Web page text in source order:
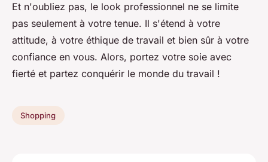
Et n'oubliez pas, le look professionnel ne se limite
pas seulement à votre tenue. Il s'étend à votre
attitude, à votre éthique de travail et bien sûr à votre
confiance en vous. Alors, portez votre soie avec
fierté et partez conquérir le monde du travail !
Shopping